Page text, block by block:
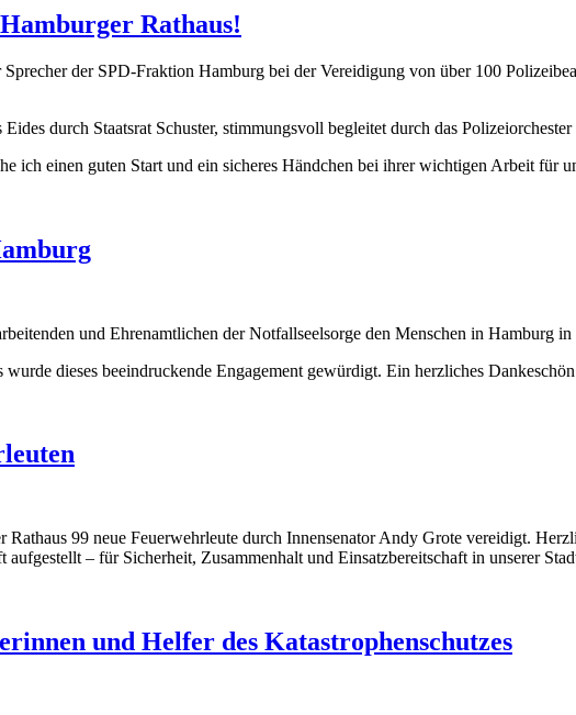
Rathaus!
der SPD-Fraktion Hamburg bei der Vereidigung von über 100
durch Staatsrat Schuster, stimmungsvoll begleitet durch das
ich einen guten Start und ein sicheres Händchen bei ihrer wichtigen Arbeit für
und Ehrenamtlichen der Notfallseelsorge den Menschen in Hamburg
dieses beeindruckende Engagement gewürdigt. Ein herzliches
99 neue Feuerwehrleute durch Innensenator Andy Grote vereidigt.
– für Sicherheit, Zusammenhalt und Einsatzbereitschaft in unserer
und Helfer des Katastrophenschutzes